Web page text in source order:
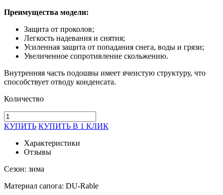
Преимущества модели:
Защита от проколов;
Легкость надевания и снятия;
Усиленная защита от попадания снега, воды и грязи;
Увеличенное сопротивление скольжению.
Внутренняя часть подошвы имеет ячеистую структуру, что
способствует отводу конденсата.
Количество
КУПИТЬ КУПИТЬ В 1 КЛИК
Характеристики
Отзывы
Сезон: зима
Материал сапога: DU-Rable